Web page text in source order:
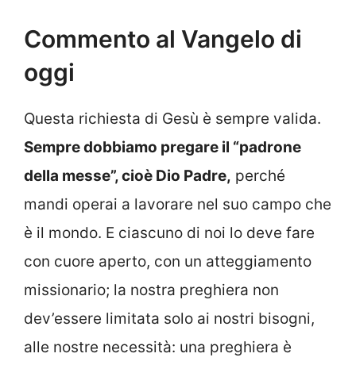
Commento al Vangelo di
oggi
Questa richiesta di Gesù è sempre valida.
Sempre dobbiamo pregare il “padrone
della messe”, cioè Dio Padre, perché
mandi operai a lavorare nel suo campo che
è il mondo. E ciascuno di noi lo deve fare
con cuore aperto, con un atteggiamento
missionario; la nostra preghiera non
dev’essere limitata solo ai nostri bisogni,
alle nostre necessità: una preghiera è